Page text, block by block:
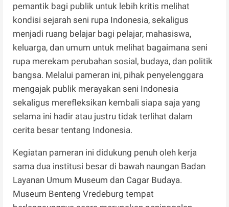
pemantik bagi publik untuk lebih kritis melihat
kondisi sejarah seni rupa Indonesia, sekaligus
menjadi ruang belajar bagi pelajar, mahasiswa,
keluarga, dan umum untuk melihat bagaimana seni
rupa merekam perubahan sosial, budaya, dan politik
bangsa. Melalui pameran ini, pihak penyelenggara
mengajak publik merayakan seni Indonesia
sekaligus merefleksikan kembali siapa saja yang
selama ini hadir atau justru tidak terlihat dalam
cerita besar tentang Indonesia.
​Kegiatan pameran ini didukung penuh oleh kerja
sama dua institusi besar di bawah naungan Badan
Layanan Umum Museum dan Cagar Budaya.
Museum Benteng Vredeburg tempat